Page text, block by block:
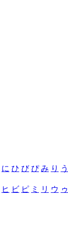
に ひ び ぴ み り う
ヒ ビ ピ ミ リ ウ ゥ